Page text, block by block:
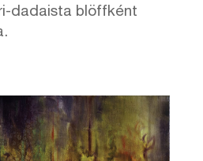
dadaista blöffként